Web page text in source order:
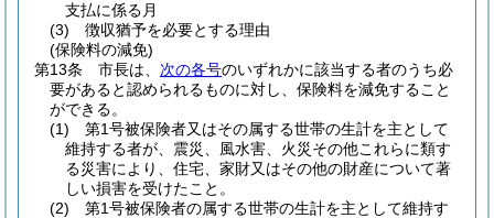
支払に係る月
(3)
徴収猶予を必要とする理由
(保険料の減免)
第13条
市長は、 次の各号のいずれかに該当する者のうち必
要があると認められるものに対し、保険料を減免すること
ができる。
(1)
第1号被保険者又はその属する世帯の生計を主として
維持する者が、震災、風水害、火災その他これらに類す
る災害により、住宅、家財又はその他の財産について著
しい損害を受けたこと。
(2)
第1号被保険者の属する世帯の生計を主として維持す